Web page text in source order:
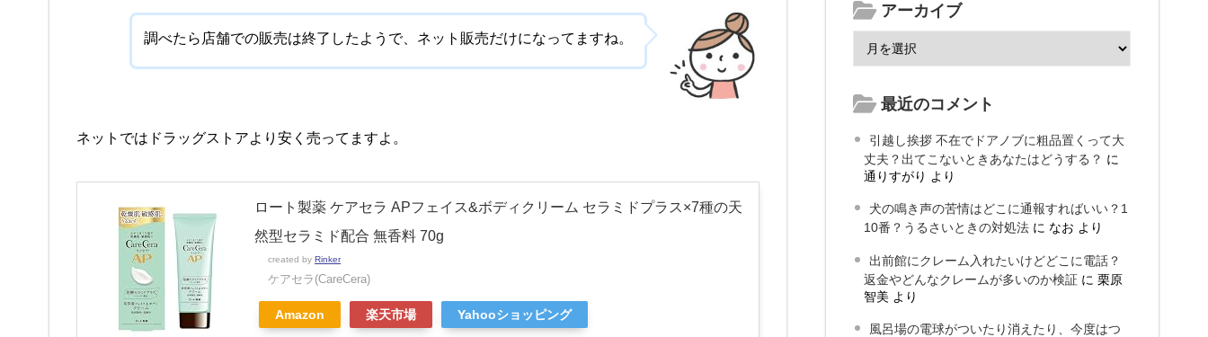
調べたら店舗での販売は終了したようで、ネット販売だけになってますね。
ネットではドラッグストアより安く売ってますよ。
ロート製薬 ケアセラ APフェイス&ボディクリーム セラミドプラス×7種の天
然型セラミド配合 無香料 70g
created by Rinker
ケアセラ(CareCera)
Amazon 楽天市場 Yahooショッピング
アーカイブ
最近のコメント
引越し挨拶 不在でドアノブに粗品置くって大
丈夫？出てこないときあなたはどうする？ に
通りすがり より
犬の鳴き声の苦情はどこに通報すればいい？1
10番？うるさいときの対処法 に なお より
出前館にクレーム入れたいけどどこに電話？
返金やどんなクレームが多いのか検証 に 栗原
智美 より
風呂場の電球がついたり消えたり、今度はつ